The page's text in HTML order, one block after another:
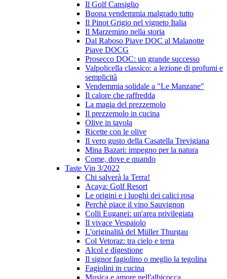
Il Golf Cansiglio
Buona vendemmia malgrado tutto
Il Pinot Grigio nel vigneto Italia
Il Marzemino nella storia
Dal Raboso Piave DOC al Malanotte
Piave DOCG
Prosecco DOC: un grande successo
Valpolicella classico: a lezione di profumi e
semplicità
Vendemmia solidale a "Le Manzane"
Il calore che raffredda
La magia del prezzemolo
Il prezzemolo in cucina
Olive in tavola
Ricette con le olive
Il vero gusto della Casatella Trevigiana
Mina Bazari: impegno per la natura
Come, dove e quando
Taste Vin 3/2022
Chi salverà la Terra!
Acaya: Golf Resort
Le origini e i luoghi dei calici rosa
Perchè piace il vino Sauvignon
Colli Euganei: un'area privilegiata
Il vivace Vespaiolo
L'originalità del Müller Thurgau
Col Vetoraz: tra cielo e terra
Alcol e digestione
Il signor fagiolino o meglio la tegolina
Fagiolini in cucina
Musica e amore nell'albicocca